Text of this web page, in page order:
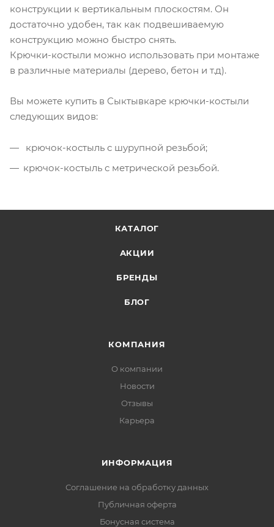
конструкции к вертикальным плоскостям. Он
достаточно удобен, так как подвешиваемую
конструкцию можно быстро снять.
Крючки-костыли можно использовать при монтаже
в различные материалы (дерево, бетон и т.д).
Вы можете купить в Сыктывкаре крючки-костыли
следующих видов:
крючок-костыль с шурупной резьбой;
крючок-костыль с метрической резьбой.
КАТАЛОГ
АКЦИИ
БРЕНДЫ
БЛОГ
КОМПАНИЯ
О компании
Новости
Отзывы
Карьера
ИНФОРМАЦИЯ
Соглашение на обработку данных
Публичная оферта
Бонусная система